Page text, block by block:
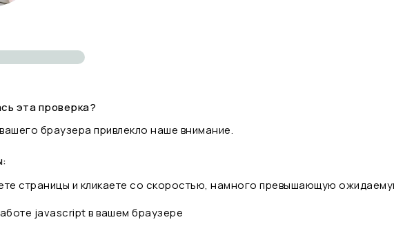
эта проверка?
браузера привлекло наше внимание.
страницы и кликаете со скоростью, намного превышающую
javascript в вашем браузере